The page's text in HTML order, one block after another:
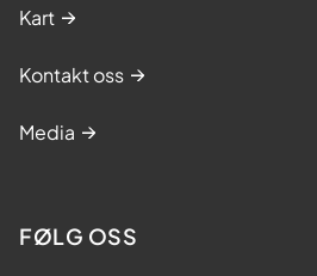
Kart
Kontakt oss
Media
FØLG OSS